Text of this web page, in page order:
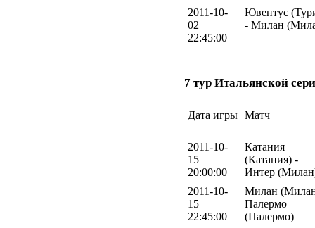
2011-10-
02
22:45:00
Ювентус
- Милан
7 тур Итальянской
Дата игры Матч
2011-10-
15
20:00:00
Катания
(Катания) -
Интер
2011-10-
15
22:45:00
Милан
Палермо
(Палермо)